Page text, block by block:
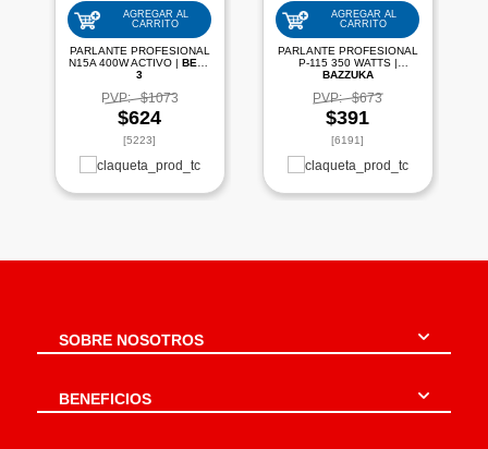
AGREGAR AL
CARRITO
PARLANTE PROFESIONAL
BETA
3
PVP: $1073
$624
[5223]
AGREGAR AL
CARRITO
PARLANTE PROFESIONAL
BAZZUKA
PVP: $673
$391
[6191]
SOBRE NOSOTROS
BENEFICIOS